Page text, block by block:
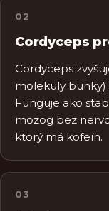
02
Cordyceps
Cordyceps
molekuly bunky)
Funguje ako
mozog bez
ktorý má kofeín.
03